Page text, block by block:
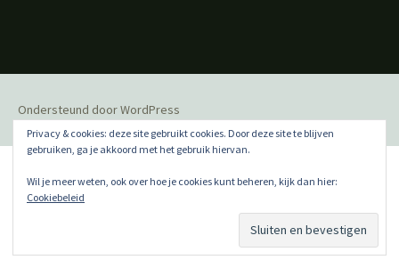
Ondersteund door WordPress
Privacy & cookies: deze site gebruikt cookies. Door deze site te blijven
gebruiken, ga je akkoord met het gebruik hiervan.
Wil je meer weten, ook over hoe je cookies kunt beheren, kijk dan hier:
Cookiebeleid